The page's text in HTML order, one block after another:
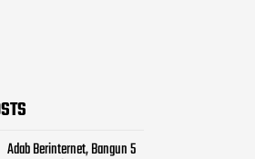
Adab Berinternet, Bangun 5